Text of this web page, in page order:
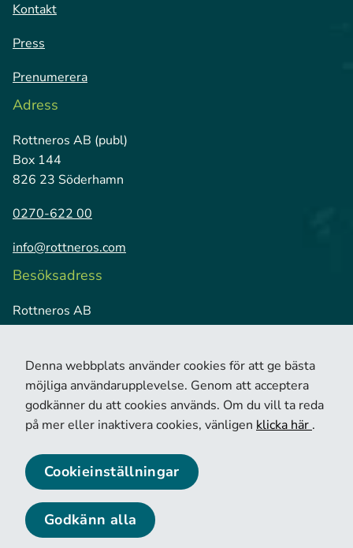
Kontakt
Press
Prenumerera
Adress
Rottneros AB (publ)
Box 144
826 23 Söderhamn
0270-622 00
info@rottneros.com
Besöksadress
Rottneros AB
Vallviks Bruk
© 2026 Copyright Rottneros.
Cookie policy Privacy policy
Denna webbplats använder cookies för att ge bästa
möjliga användarupplevelse. Genom att acceptera
godkänner du att cookies används. Om du vill ta reda
på mer eller inaktivera cookies, vänligen klicka här .
Cookieinställningar
Godkänn alla